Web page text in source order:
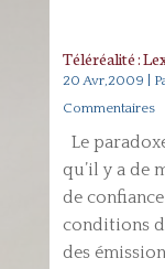
Téléréalité :
20 Avr,2009
Commentaires
Le
qu’il y a de
de
conditions
des